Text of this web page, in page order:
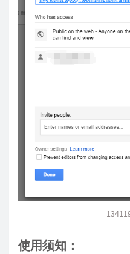
使用须知：